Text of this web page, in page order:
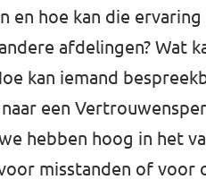
en hoe kan die
afdelingen? Wat
kan iemand
een
hebben hoog in het
misstanden of voor